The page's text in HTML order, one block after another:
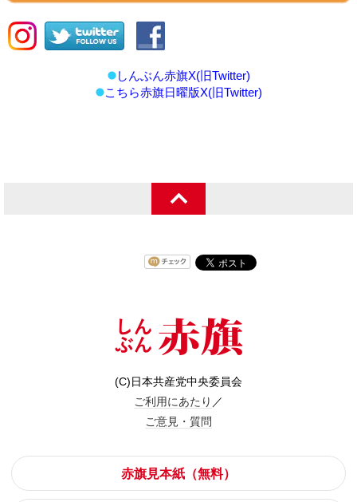
しんぶん赤旗X(旧Twitter)
こちら赤旗日曜版X(旧Twitter)
(C)日本共産党中央委員会
ご利用にあたり ／
ご意見・質問
赤旗見本紙（無料）